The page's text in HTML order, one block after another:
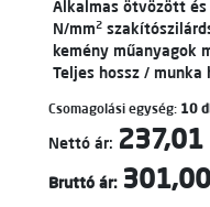
Alkalmas ötvözött
N/mm2
kemény műanyagok
Teljes hossz /
Csomagolási egység: 10
Nettó ár:
Bruttó ár: